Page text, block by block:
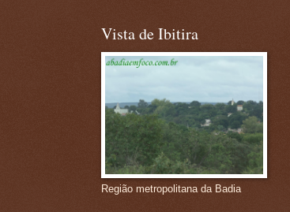
Vista de Ibitira
Região metropolitana da Badia